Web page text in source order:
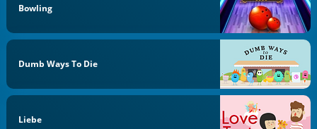
Bowling
Dumb Ways To Die
Liebe